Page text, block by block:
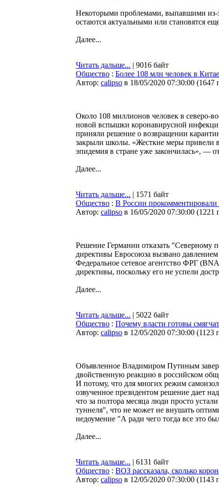
Некоторыми проблемами, выпавшими из-
остаются актуальными или становятся
Далее...
Читать дальше... | 9016 байт
Общество : Более 108 млн человек в
Автор: calipso в 18/05/2020 07:30:00 (1647
Около 108 миллионов человек в северо-
новой вспышки коронавирусной
приняли решение о возвращении
закрыли школы. «Жесткие меры привели
эпидемия в стране уже закончилась», —
Далее...
Читать дальше... | 1571 байт
Общество : В России
Автор: calipso в 16/05/2020 07:30:00 (1221
Решение Германии отказать "Северному
директивы Евросоюза вызвано
Федеральное сетевое агентство ФРГ
директивы, поскольку его не успели
Далее...
Читать дальше... | 5022 байт
Общество : Почему власти готовы
Автор: calipso в 12/05/2020 07:30:00 (1123
Объявленное Владимиром Путиным
двойственную реакцию в российском
И потому, что для многих режим
озвученное президентом решение дает
что за полтора месяца люди просто
туннеля", что не может не внушать
недоумение "А ради чего тогда все это
Далее...
Читать дальше... | 6131 байт
Общество : ВОЗ рассказала, сколько
Автор: calipso в 12/05/2020 07:30:00 (1143